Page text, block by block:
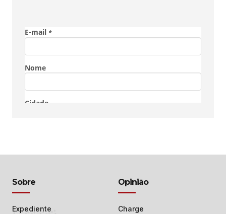
Sobre
Expediente
Opinião
Charge